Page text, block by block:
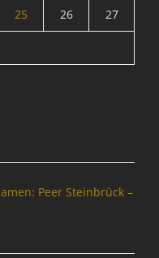
25 26 27
Peer Steinbrück –